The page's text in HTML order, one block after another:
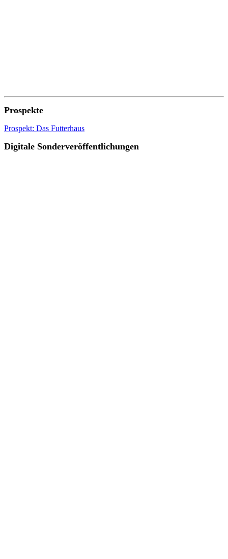
Prospekte
Prospekt: Das Futterhaus
Digitale Sonderveröffentlichungen